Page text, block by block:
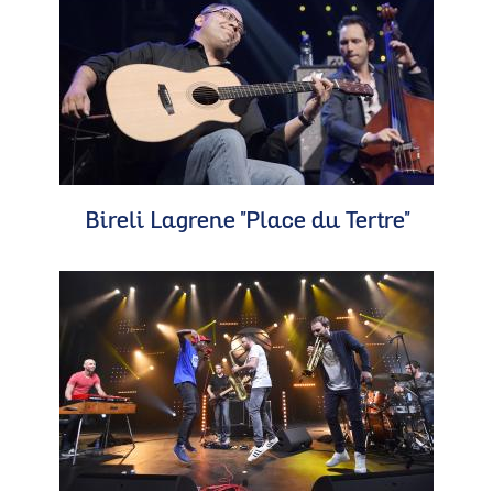
Bireli Lagrene "Place du Tertre"